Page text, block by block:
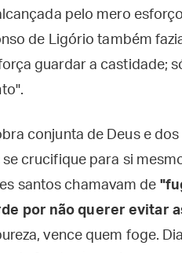
pelo mero
de Ligório também
guardar a castidade;
conjunta de Deus e
crucifique para si
santos chamavam de
por não querer evitar
vence quem foge.